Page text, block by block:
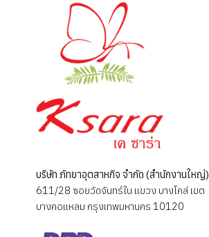
บริษัท ภัทยาอุตสาหกิจ จำกัด (สำนักงานใหญ่)
611/28 ซอยวัดจันทร์ใน แขวง บางโคล่ เขต
บางคอแหลม กรุงเทพมหานคร 10120